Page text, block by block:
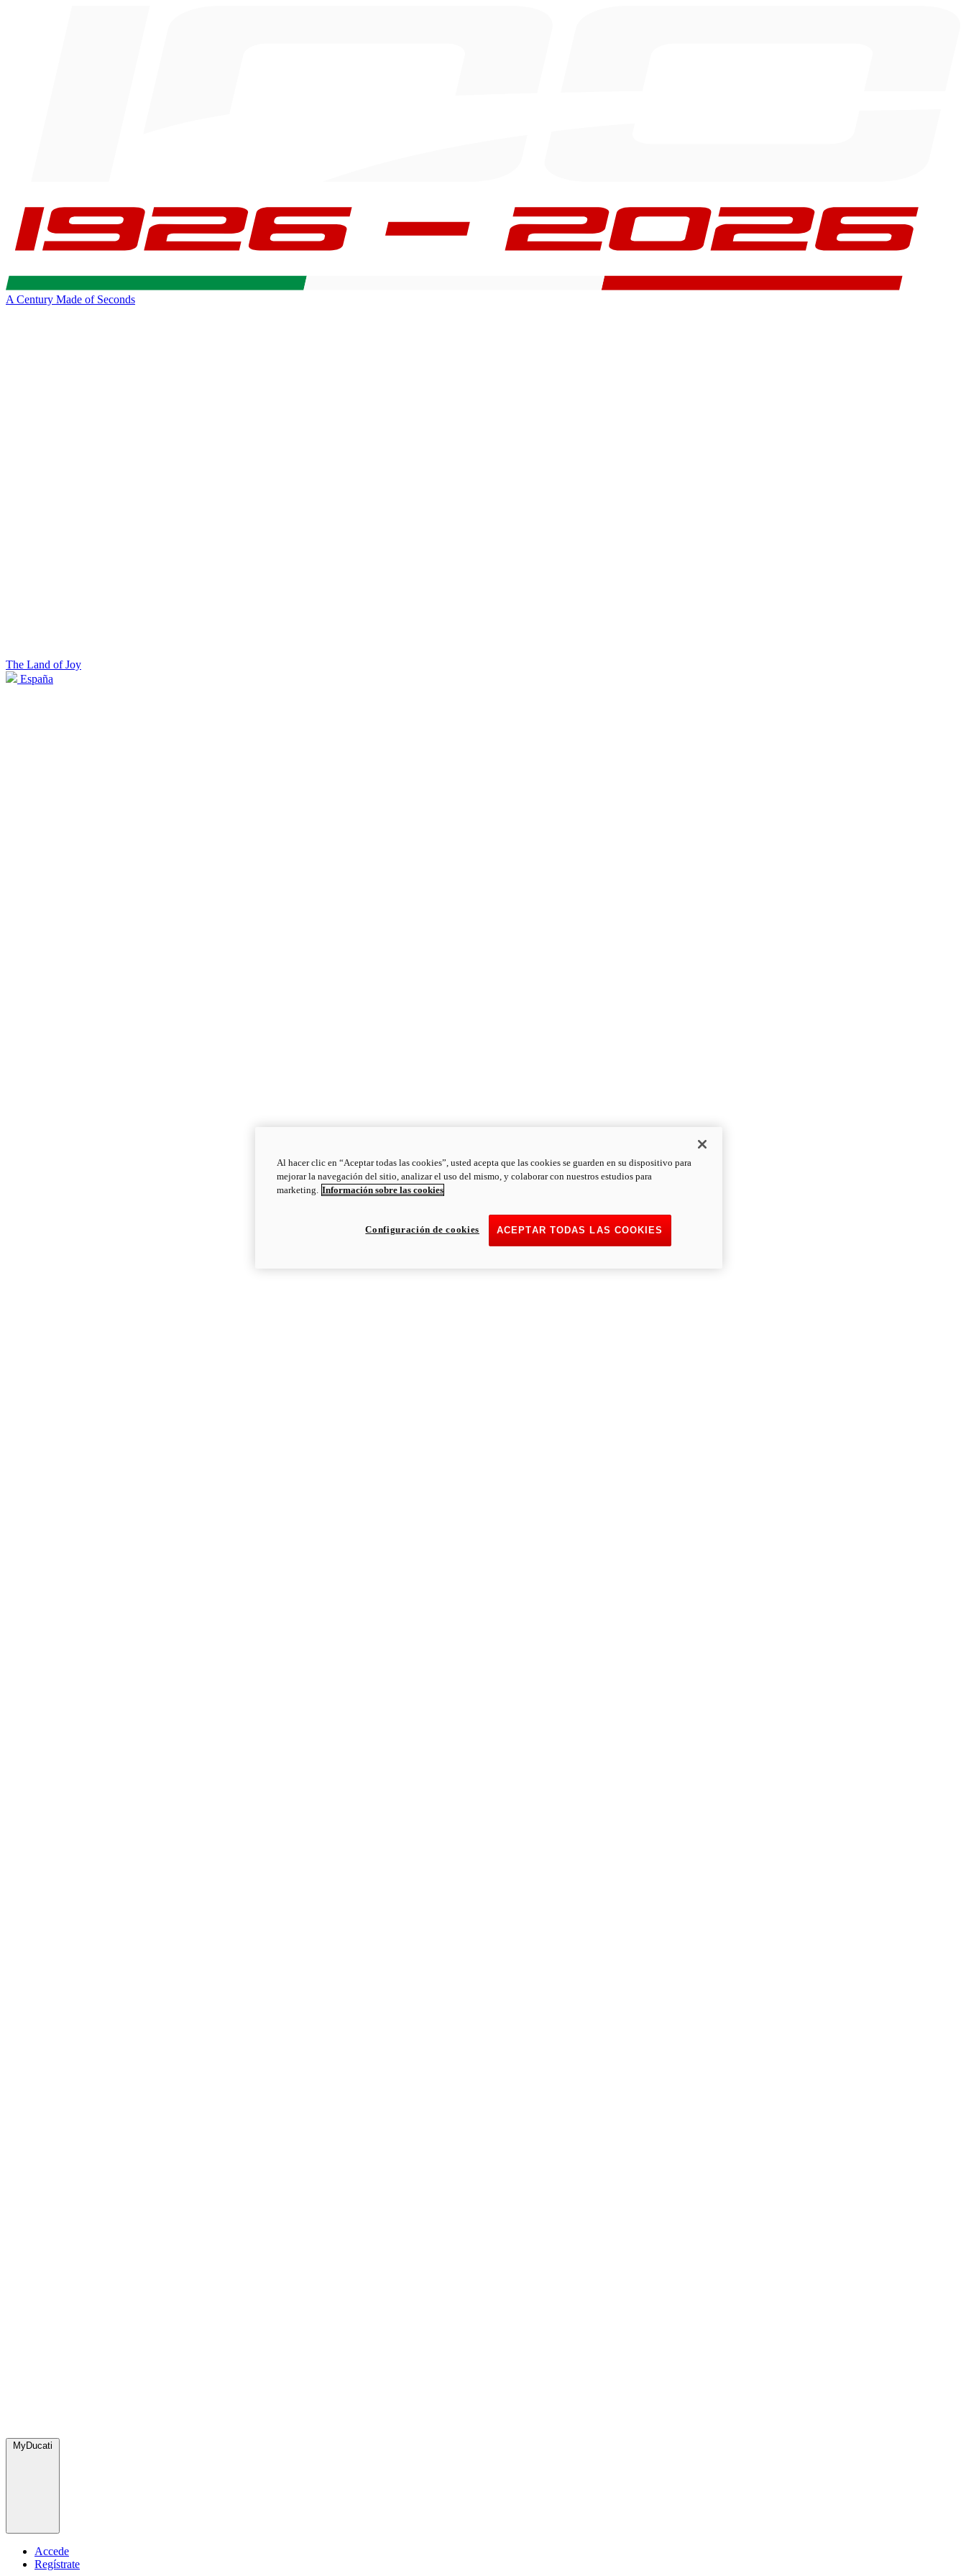
A Century Made of Seconds
The Land of Joy
España
MyDucati
Accede
Regístrate
Al hacer clic en “Aceptar todas las cookies”, usted acepta que las cookies se guarden en su dispositivo para
mejorar la navegación del sitio, analizar el uso del mismo, y colaborar con nuestros estudios para
marketing. Información sobre las cookies
ACEPTAR TODAS LAS COOKIES
Configuración de cookies